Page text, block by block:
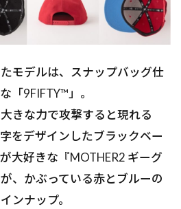
モデルは、スナップバッグ仕
「9FIFTY™」。
きな力で攻撃すると現れる
をデザインしたブラックベー
大好きな『MOTHER2 ギーグ
、かぶっている赤とブルーの
ンナップ。